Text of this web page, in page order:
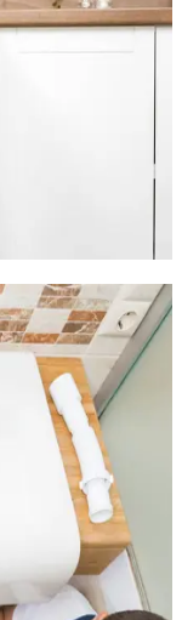
à Montpellier ?
récentes du
de votre
aux
Massane ? Un
récent ?
dans tout le
récent du
de standing
de plomberie
n'est à